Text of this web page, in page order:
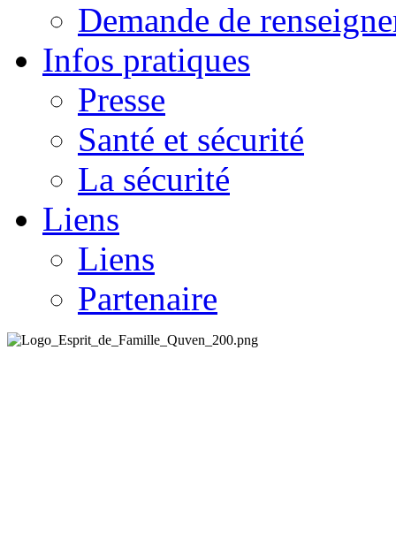
Demande de
Infos pratiques
Presse
Santé et sécurité
La sécurité
Liens
Liens
Partenaire